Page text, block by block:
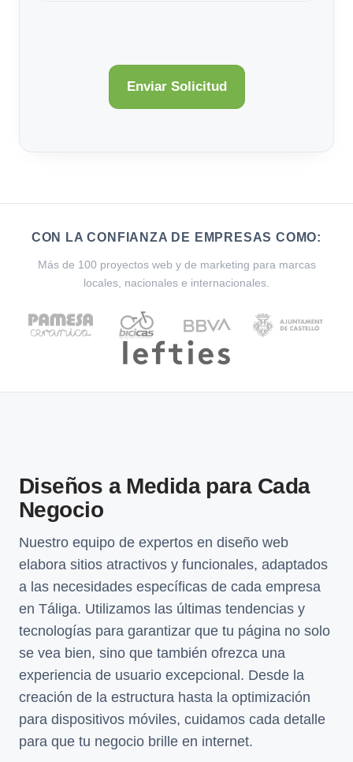
CON LA CONFIANZA DE EMPRESAS COMO:
Más de 100 proyectos web y de marketing para marcas
locales, nacionales e internacionales.
Diseños a Medida para Cada
Negocio
Nuestro equipo de expertos en diseño web
elabora sitios atractivos y funcionales, adaptados
a las necesidades específicas de cada empresa
en Táliga. Utilizamos las últimas tendencias y
tecnologías para garantizar que tu página no solo
se vea bien, sino que también ofrezca una
experiencia de usuario excepcional. Desde la
creación de la estructura hasta la optimización
para dispositivos móviles, cuidamos cada detalle
para que tu negocio brille en internet.